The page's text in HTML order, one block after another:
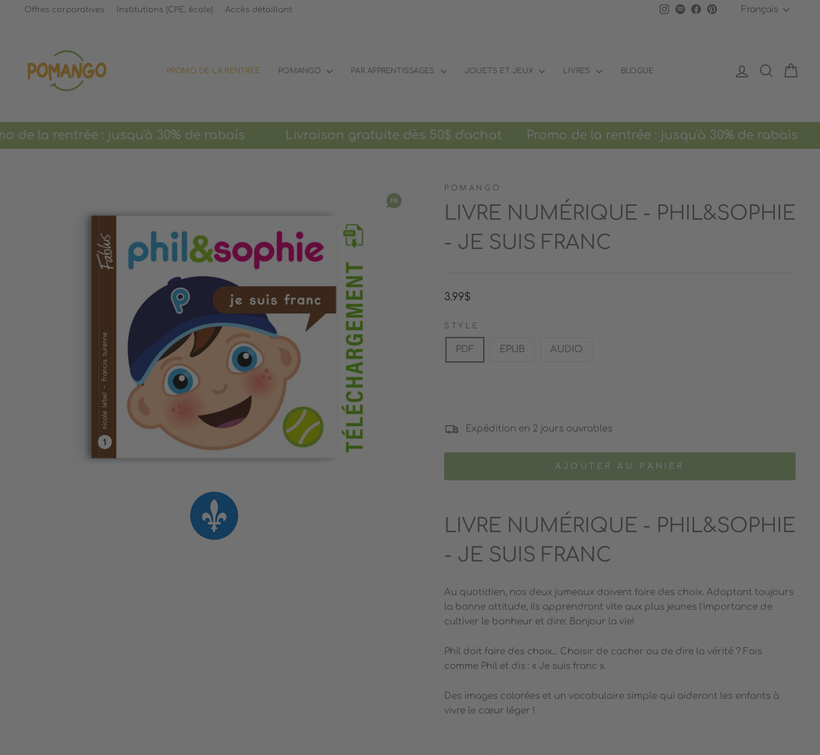
PasserOffres corporatives Institutions (CPE, école) Accès détaillant Instagram
SpotifyFacebook
PinterestFrançais
PROMO DE LA RENTRÉE POMANGO PAR APPRENTISSAGES JOUETS ET JEUX LIVRES BLOGUE SE CONNECTER
la rentrée : jusqu'à 30% de rabais Livraison gratuite dès 50$ d'achat Promo de la rentrée : jusqu'à 30% de rabais
POMANGO
LIVRE NUMÉRIQUE - PHIL&SOPHIE
- JE SUIS FRANC
Prix
3.99$
STYLE
PDF EPUB AUDIO
Expédition en 2 jours ouvrables
AJOUTER AU PANIER
LIVRE NUMÉRIQUE - PHIL&SOPHIE
- JE SUIS FRANC
Au quotidien, nos deux jumeaux doivent faire des choix. Adoptant toujours
la bonne attitude, ils apprendront vite aux plus jeunes l'importance de
cultiver le bonheur et dire: Bonjour la vie!
Phil doit faire des choix... Choisir de cacher ou de dire la vérité ? Fais
comme Phil et dis : « Je suis franc ».
Des images colorées et un vocabulaire simple qui aideront les enfants à
vivre le cœur léger !